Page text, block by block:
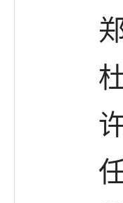
郑
杜
许
任